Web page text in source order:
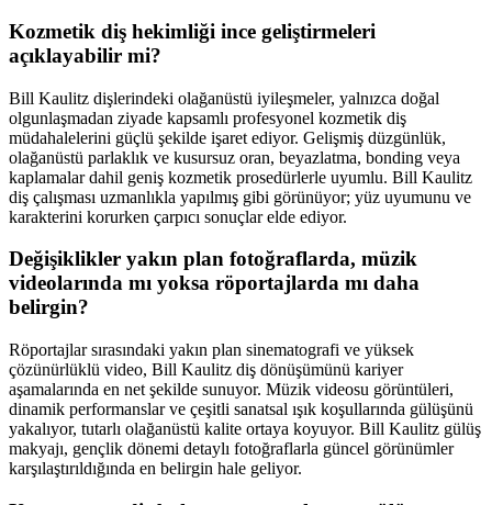
Kozmetik diş hekimliği ince geliştirmeleri
açıklayabilir mi?
Bill Kaulitz dişlerindeki olağanüstü iyileşmeler, yalnızca doğal
olgunlaşmadan ziyade kapsamlı profesyonel kozmetik diş
müdahalelerini güçlü şekilde işaret ediyor. Gelişmiş düzgünlük,
olağanüstü parlaklık ve kusursuz oran, beyazlatma, bonding veya
kaplamalar dahil geniş kozmetik prosedürlerle uyumlu. Bill Kaulitz
diş çalışması uzmanlıkla yapılmış gibi görünüyor; yüz uyumunu ve
karakterini korurken çarpıcı sonuçlar elde ediyor.
Değişiklikler yakın plan fotoğraflarda, müzik
videolarında mı yoksa röportajlarda mı daha
belirgin?
Röportajlar sırasındaki yakın plan sinematografi ve yüksek
çözünürlüklü video, Bill Kaulitz diş dönüşümünü kariyer
aşamalarında en net şekilde sunuyor. Müzik videosu görüntüleri,
dinamik performanslar ve çeşitli sanatsal ışık koşullarında gülüşünü
yakalıyor, tutarlı olağanüstü kalite ortaya koyuyor. Bill Kaulitz gülüş
makyajı, gençlik dönemi detaylı fotoğraflarla güncel görünümler
karşılaştırıldığında en belirgin hale geliyor.